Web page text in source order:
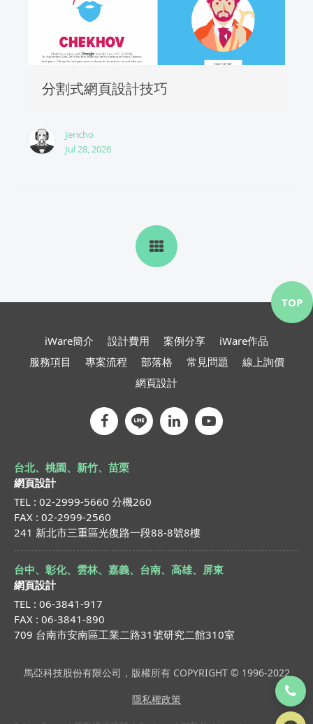
分割式網頁設計技巧
Jericho
Jul 28, 2026
iWare簡介 設計費用 案例分享
iWare作品
服務項目
專案流程 部落格 常見問題
線上詢價
網頁設計
台北、桃園、新竹、苗栗
網頁設計
TEL : 02-2999-5660 分機260
FAX : 02-2999-2560
241 新北市三重區光復路一段88-8號8樓
台中、彰化、雲林、嘉義、台南、高雄、屏東
網頁設計
TEL : 06-3841-917
FAX : 06-3841-890
709 台南市安南區工業二路31號研究二館310室
馬亞科技股份有限公司，版權所有 COPYRIGHT © 1996-2022
隱私權政策
TOP